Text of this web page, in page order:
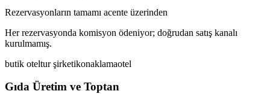
Rezervasyonların tamamı acente üzerinden
Her rezervasyonda komisyon ödeniyor; doğrudan satış kanalı
kurulmamış.
butik oteltur şirketikonaklamaotel
Gıda Üretim ve Toptan